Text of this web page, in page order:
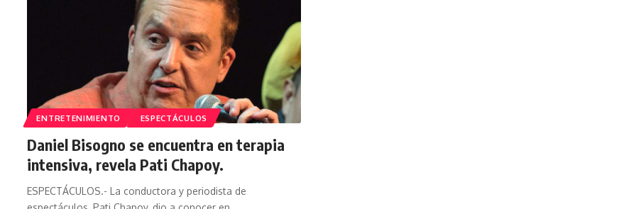
ENTRETENIMIENTO ESPECTÁCULOS
Daniel Bisogno se encuentra en terapia
intensiva, revela Pati Chapoy.
ESPECTÁCULOS.- La conductora y periodista de